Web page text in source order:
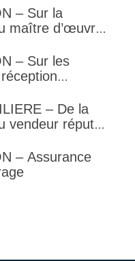
– Sur la
maître d’œuvre
une
étendu
– Sur les
– De la
vendeur réputé
du code civil
– Assurance